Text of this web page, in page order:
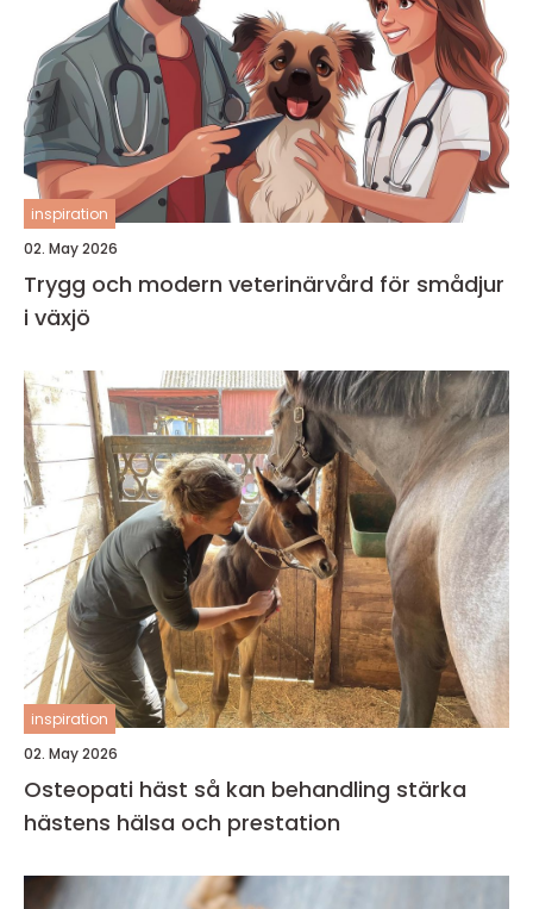
inspiration
02. May 2026
Trygg och modern veterinärvård för smådjur
i växjö
inspiration
02. May 2026
Osteopati häst så kan behandling stärka
hästens hälsa och prestation